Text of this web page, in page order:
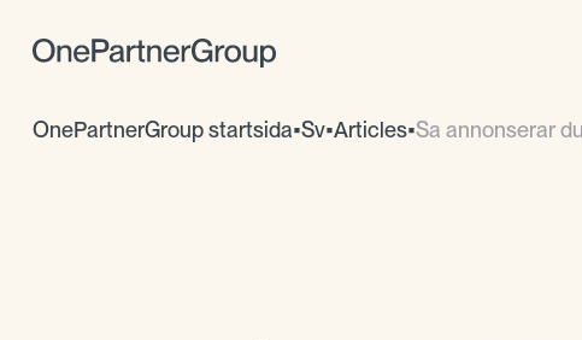
OnePartnerGroup startsida•Sv•Articles•Sa annonserar